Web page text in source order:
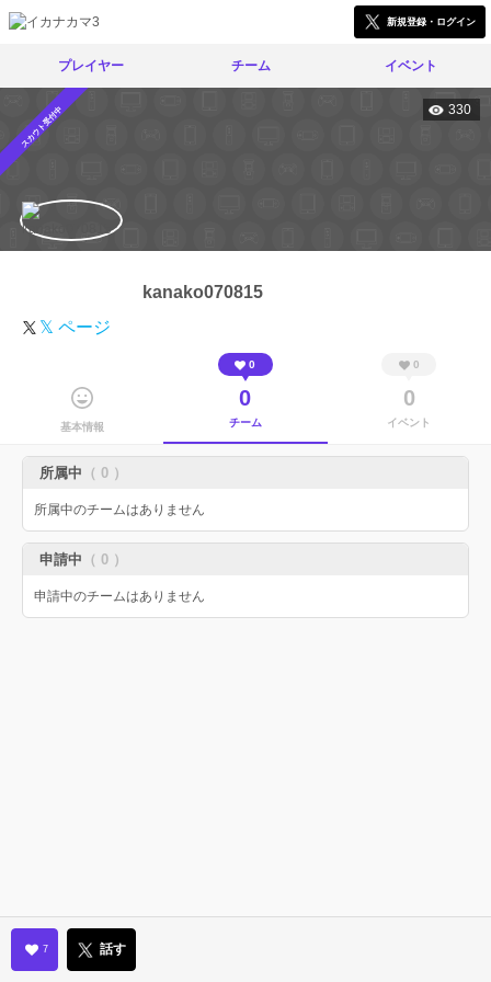
新規登録・ログイン
プレイヤー チーム イベント
スカウト受付中 330
kanako070815
𝕏 ページ
基本情報
0
0
チーム
0
0
イベント
所属中 （ 0 ）
所属中のチームはありません
申請中 （ 0 ）
申請中のチームはありません
7 話す